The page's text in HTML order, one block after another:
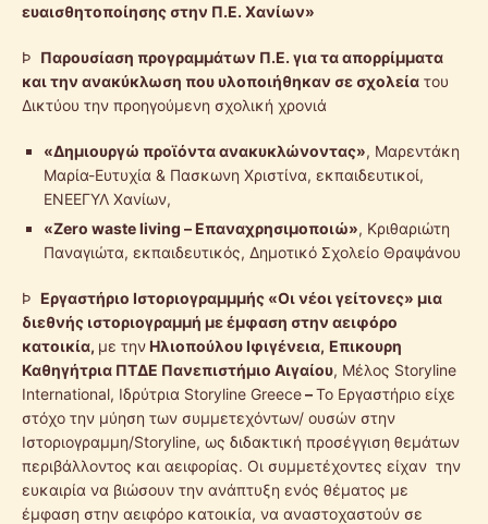
ευαισθητοποίησης στην Π.Ε. Χανίων»
Þ Παρουσίαση προγραμμάτων Π.Ε. για τα απορρίμματα
και την ανακύκλωση που υλοποιήθηκαν σε σχολεία του
Δικτύου την προηγούμενη σχολική χρονιά
«Δημιουργώ προϊόντα ανακυκλώνοντας», Μαρεντάκη
Μαρία-Ευτυχία & Πασκωνη Χριστίνα, εκπαιδευτικοί,
ΕΝΕΕΓΥΛ Χανίων,
«Zero wasteliving – Επαναχρησιμοποιώ», Κριθαριώτη
Παναγιώτα, εκπαιδευτικός, Δημοτικό Σχολείο Θραψάνου
Þ Εργαστήριο Ιστοριογραμμμής «Οι νέοι γείτονες» μια
διεθνής ιστοριογραμμή με έμφαση στην αειφόρο
κατοικία, με τηνΗλιοπούλου Ιφιγένεια, Επικoυρη
Καθηγήτρια ΠΤΔΕ Πανεπιστήμιο Αιγαίου, Μέλος Storyline
International, Ιδρύτρια Storyline Greece–Το Εργαστήριο είχε
στόχο την μύηση των συμμετεχόντων/ ουσών στην
Ιστοριογραμμη/Storyline, ως διδακτική προσέγγιση θεμάτων
περιβάλλοντος και αειφορίας. Οι συμμετέχοντες είχαν την
ευκαιρία να βιώσουν την ανάπτυξη ενός θέματος με
έμφαση στην αειφόρο κατοικία, να αναστοχαστούν σε